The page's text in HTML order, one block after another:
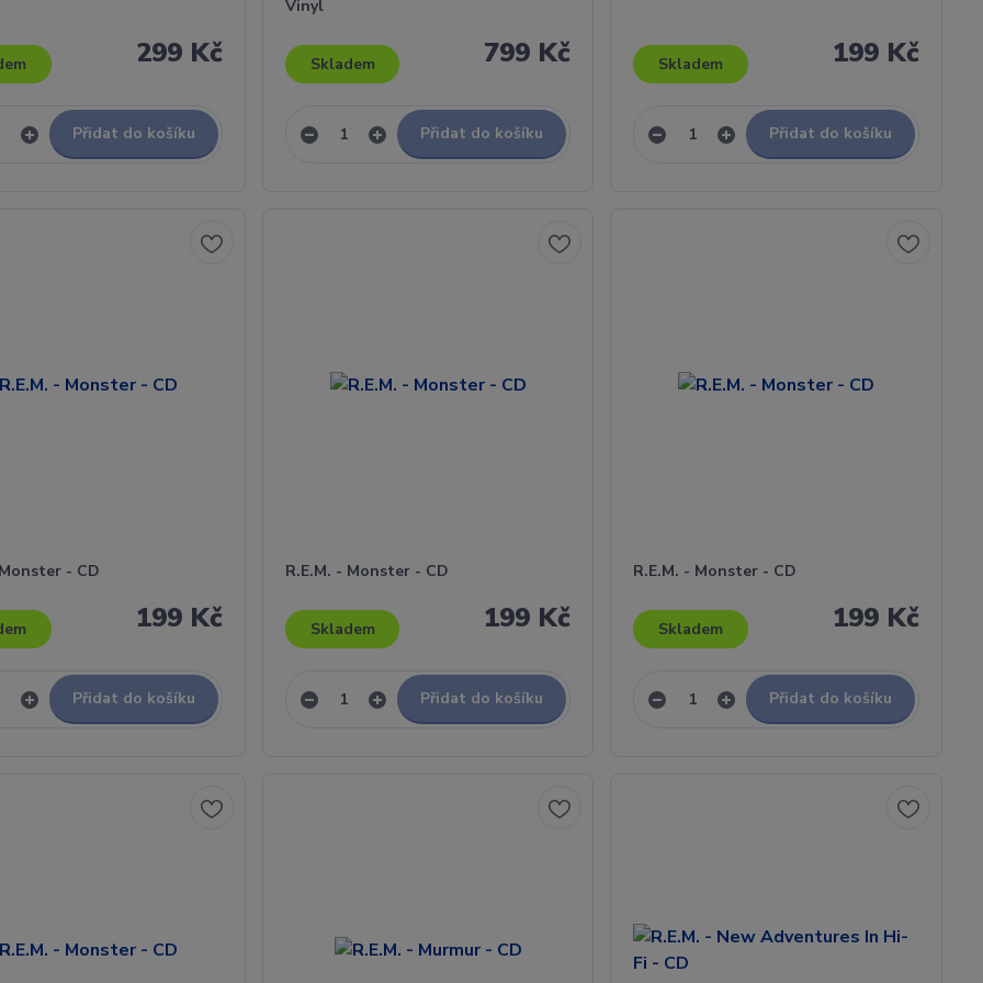
299 Kč
Přidat do košíku
Vinyl
799 Kč
Skladem
Přidat do košíku
199 Kč
Skladem
Přidat do košíku
- CD
199 Kč
Přidat do košíku
R.E.M. - Monster - CD
199 Kč
Skladem
Přidat do košíku
R.E.M. - Monster - CD
199 Kč
Skladem
Přidat do košíku